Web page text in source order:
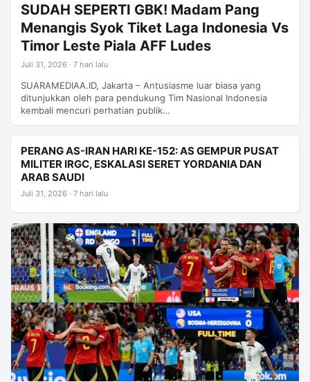
SUDAH SEPERTI GBK! Madam Pang
Menangis Syok Tiket Laga Indonesia Vs
Timor Leste Piala AFF Ludes
Juli 31, 2026 · 7 hari lalu
SUARAMEDIAA.ID, Jakarta – Antusiasme luar biasa yang
ditunjukkan oleh para pendukung Tim Nasional Indonesia
kembali mencuri perhatian publik…
PERANG AS-IRAN HARI KE-152: AS GEMPUR PUSAT
MILITER IRGC, ESKALASI SERET YORDANIA DAN
ARAB SAUDI
Juli 31, 2026 · 7 hari lalu